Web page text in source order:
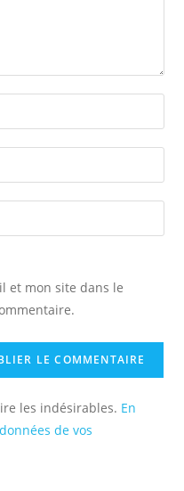
et mon site dans le
les indésirables. En
de vos